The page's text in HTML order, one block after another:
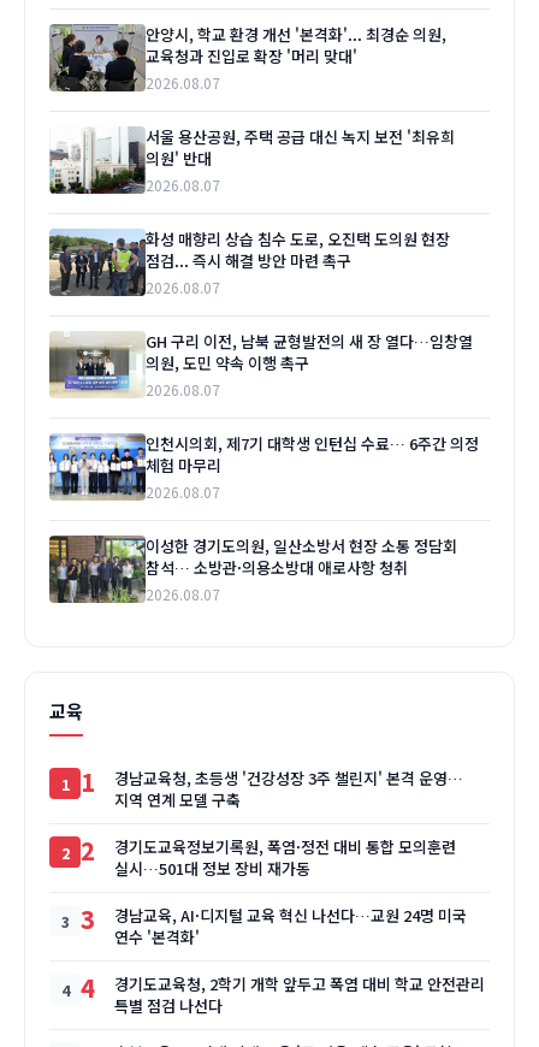
안양시, 학교 환경 개선 '본격화'... 최경순 의원,
교육청과 진입로 확장 '머리 맞대'
2026.08.07
서울 용산공원, 주택 공급 대신 녹지 보전 '최유희
의원' 반대
2026.08.07
화성 매향리 상습 침수 도로, 오진택 도의원 현장
점검... 즉시 해결 방안 마련 촉구
2026.08.07
GH 구리 이전, 남북 균형발전의 새 장 열다…임창열
의원, 도민 약속 이행 촉구
2026.08.07
인천시의회, 제7기 대학생 인턴십 수료… 6주간 의정
체험 마무리
2026.08.07
이성한 경기도의원, 일산소방서 현장 소통 정담회
참석… 소방관·의용소방대 애로사항 청취
2026.08.07
교육
1
경남교육청, 초등생 '건강성장 3주 챌린지' 본격 운영…
지역 연계 모델 구축
2
경기도교육정보기록원, 폭염·정전 대비 통합 모의훈련
실시…501대 정보 장비 재가동
3
경남교육, AI·디지털 교육 혁신 나선다…교원 24명 미국
연수 '본격화'
4
경기도교육청, 2학기 개학 앞두고 폭염 대비 학교 안전관리
특별 점검 나선다